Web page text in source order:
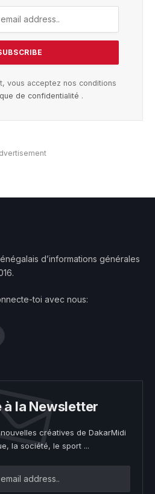
vous acceptez nos conditions
de confidentialité .
d’informations générales
toi avec nous:
la Newsletter
créatives de DakarMidi
la société, le sport ...